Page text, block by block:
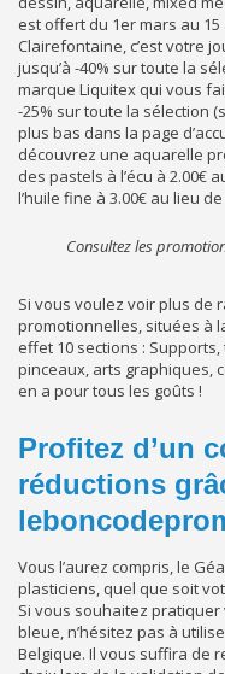
est offert du 1er mars au
Clairefontaine, c’est votre
jusqu’à -40% sur toute la
marque Liquitex qui vous
-25% sur toute la sélection
plus bas dans la page
découvrez une aquarelle
des pastels à l’écu à 2.00€
l’huile fine à 3.00€ au lieu de
Consultez les
Si vous voulez voir plus de
promotionnelles, situées à
effet 10 sections :
pinceaux, arts graphiques,
en a pour tous les goûts !
Profitez d’un
réductions
Vous l’aurez compris, le
plasticiens, quel que soit
Si vous souhaitez
bleue, n’hésitez pas à
Belgique. Il vous suffira de